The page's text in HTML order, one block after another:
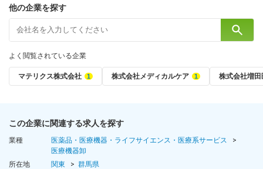
他の企業を探す
よく閲覧されている企業
マテリクス株式会社 株式会社メディカルケア 株式会社増田
この企業に関連する求人を探す
業種
医薬品・医療機器・ライフサイエンス・医療系サービス
医療機器卸
所在地
関東 群馬県